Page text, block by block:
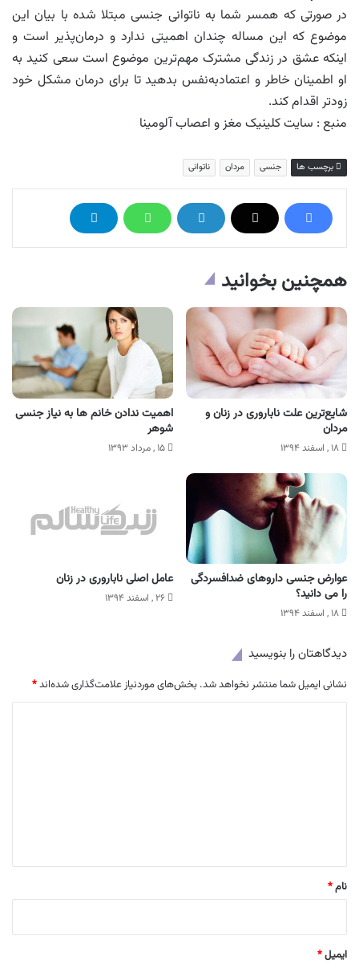
در صورتی که همسر شما به ناتوانی جنسی مبتلا شده با بیان این
موضوع که این مساله چندان اهمیتی ندارد و درمان‌پذیر است و
اینکه عشق در زندگی مشترک مهم‌ترین موضوع است سعی کنید به
او اطمینان خاطر و اعتمادبه‌نفس بدهید تا برای درمان مشکل خود
زودتر اقدام کند.
منبع : سایت کلینیک مغز و اعصاب آلومینا
برچسب ها جنسی مردان ناتوانی
همچنین بخوانید
شایع‌ترین علت ناباروری در زنان و
مردان
۱۸ , اسفند ۱۳۹۴
اهمیت ندادن خانم ها به نیاز جنسی
شوهر
۱۵ , مرداد ۱۳۹۳
عوارض جنسی داروهای ضدافسردگی
را می دانید؟
۱۸ , اسفند ۱۳۹۴
عامل اصلی ناباروری در زنان
۲۶ , اسفند ۱۳۹۴
دیدگاهتان را بنویسید
نشانی ایمیل شما منتشر نخواهد شد. بخش‌های موردنیاز علامت‌گذاری شده‌اند*
نام*
ایمیل*